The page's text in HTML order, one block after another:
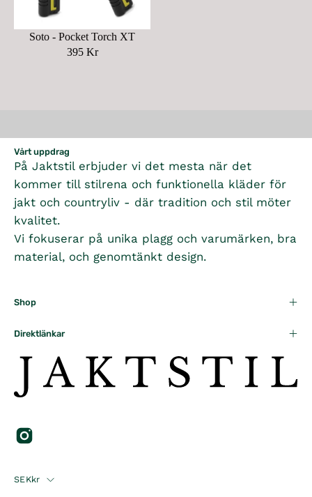
Soto - Pocket Torch XT
R
A
R
P
R
3
9
395 Kr
Vårt uppdrag
På Jaktstil erbjuder vi det mesta när det
kommer till stilrena och funktionella kläder för
jakt och countryliv - där tradition och stil möter
kvalitet.
Vi fokuserar på unika plagg och varumärken, bra
material, och genomtänkt design.
Shop
Direktlänkar
Country
SEKkr